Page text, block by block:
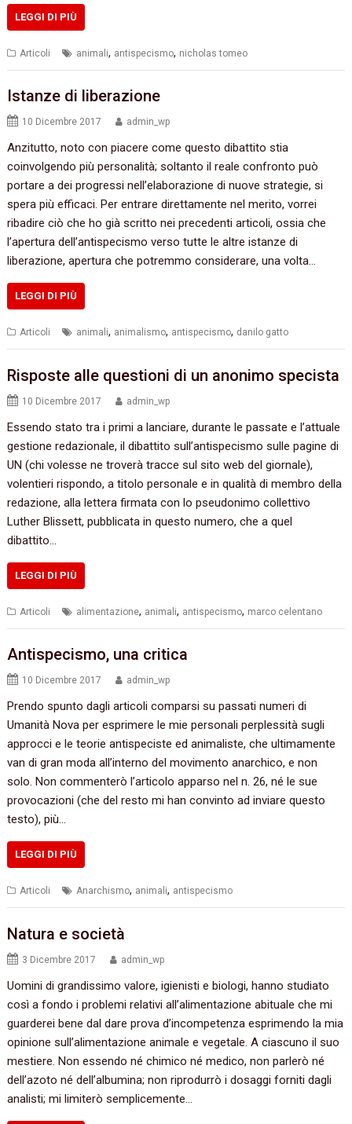
LEGGI DI PIÙ
Articoli animali, antispecismo, nicholas tomeo
Istanze di liberazione
10 Dicembre 2017 admin_wp
Anzitutto, noto con piacere come questo dibattito stia
coinvolgendo più personalità; soltanto il reale confronto può
portare a dei progressi nell’elaborazione di nuove strategie, si
spera più efficaci. Per entrare direttamente nel merito, vorrei
ribadire ciò che ho già scritto nei precedenti articoli, ossia che
l’apertura dell’antispecismo verso tutte le altre istanze di
liberazione, apertura che potremmo considerare, una volta…
LEGGI DI PIÙ
Articoli animali, animalismo, antispecismo, danilo gatto
Risposte alle questioni di un anonimo specista
10 Dicembre 2017 admin_wp
Essendo stato tra i primi a lanciare, durante le passate e l’attuale
gestione redazionale, il dibattito sull’antispecismo sulle pagine di
UN (chi volesse ne troverà tracce sul sito web del giornale),
volentieri rispondo, a titolo personale e in qualità di membro della
redazione, alla lettera firmata con lo pseudonimo collettivo
Luther Blissett, pubblicata in questo numero, che a quel
dibattito…
LEGGI DI PIÙ
Articoli alimentazione, animali, antispecismo, marco celentano
Antispecismo, una critica
10 Dicembre 2017 admin_wp
Prendo spunto dagli articoli comparsi su passati numeri di
Umanità Nova per esprimere le mie personali perplessità sugli
approcci e le teorie antispeciste ed animaliste, che ultimamente
van di gran moda all’interno del movimento anarchico, e non
solo. Non commenterò l’articolo apparso nel n. 26, né le sue
provocazioni (che del resto mi han convinto ad inviare questo
testo), più…
LEGGI DI PIÙ
Articoli Anarchismo, animali, antispecismo
Natura e società
3 Dicembre 2017 admin_wp
Uomini di grandissimo valore, igienisti e biologi, hanno studiato
così a fondo i problemi relativi all’alimentazione abituale che mi
guarderei bene dal dare prova d’incompetenza esprimendo la mia
opinione sull’alimentazione animale e vegetale. A ciascuno il suo
mestiere. Non essendo né chimico né medico, non parlerò né
dell’azoto né dell’albumina; non riprodurrò i dosaggi forniti dagli
analisti; mi limiterò semplicemente…